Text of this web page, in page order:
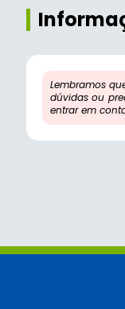
Lembramos
dúvidas ou
entrar em